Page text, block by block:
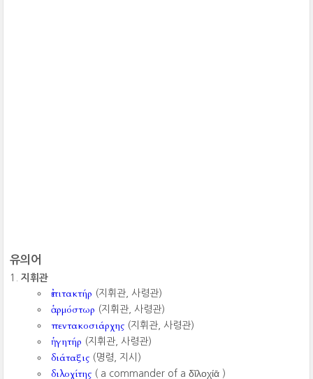
유의어
지휘관
ἐπιτακτήρ (지휘관, 사령관)
ἁρμόστωρ (지휘관, 사령관)
πεντακοσιάρχης (지휘관, 사령관)
ἡγητήρ (지휘관, 사령관)
διάταξις (명령, 지시)
διλοχίτης ( a commander of a δῐλοχίᾱ ‎)